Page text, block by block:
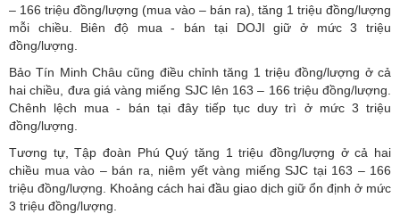
– 166 triệu đồng/lượng (mua vào – bán ra), tăng 1 triệu đồng/lượng
mỗi chiều. Biên độ mua - bán tại DOJI giữ ở mức 3 triệu
đồng/lượng.
Bảo Tín Minh Châu cũng điều chỉnh tăng 1 triệu đồng/lượng ở cả
hai chiều, đưa giá vàng miếng SJC lên 163 – 166 triệu đồng/lượng.
Chênh lệch mua - bán tại đây tiếp tục duy trì ở mức 3 triệu
đồng/lượng.
Tương tự, Tập đoàn Phú Quý tăng 1 triệu đồng/lượng ở cả hai
chiều mua vào – bán ra, niêm yết vàng miếng SJC tại 163 – 166
triệu đồng/lượng. Khoảng cách hai đầu giao dịch giữ ổn định ở mức
3 triệu đồng/lượng.